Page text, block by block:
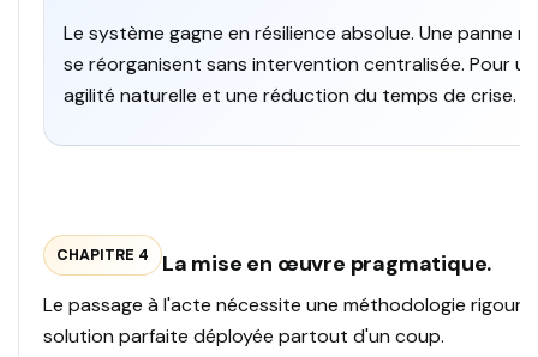
Le système gagne en résilience absolue. Une panne
se réorganisent sans intervention centralisée. Pour
agilité naturelle et une réduction du temps de crise.
CHAPITRE 4 La mise en œuvre pragmatique.
Le passage à l'acte nécessite une méthodologie
solution parfaite déployée partout d'un coup.